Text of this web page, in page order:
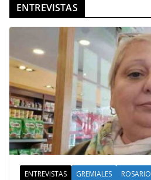
ENTREVISTAS
ENTREVISTAS GREMIALES ROSARIO